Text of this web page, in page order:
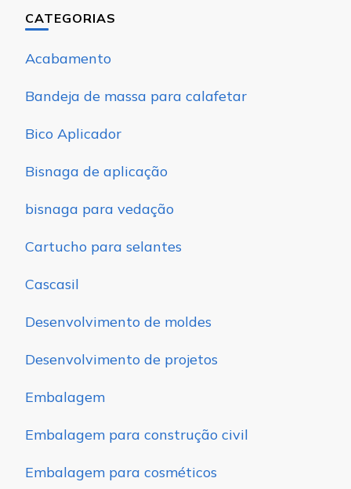
CATEGORIAS
Acabamento
Bandeja de massa para calafetar
Bico Aplicador
Bisnaga de aplicação
bisnaga para vedação
Cartucho para selantes
Cascasil
Desenvolvimento de moldes
Desenvolvimento de projetos
Embalagem
Embalagem para construção civil
Embalagem para cosméticos